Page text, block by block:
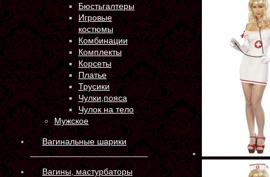
Бюстьгалтеры
Игровые
костюмы
Комбинации
Комплекты
Корсеты
Платье
Трусики
Чулки,пояса
Чулок на тело
Мужское
Вагинальные шарики
Вагины, мастурбаторы